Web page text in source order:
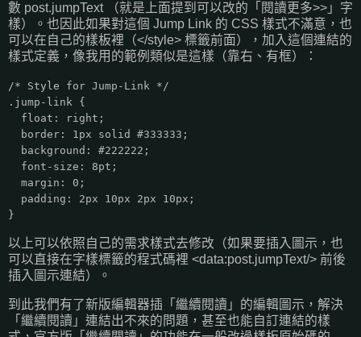
數 post.jumpText （就是上面提到可以改的「閱讀更多>>」字
樣）。也因此如果對這個 Jump Link 的 CSS 樣式不滿意，也
可以在自己的樣板裡（</style> 標籤前面），加入這個連結的
樣式定義，像我用的範例類似是這樣（靠右、有框）：
/* Style for Jump-Link */
.jump-link {
float: right;
border: 1px solid #333333;
background: #222222;
font-size: 8pt;
margin: 0;
padding: 2px 10px 2px 10px;
}
以上可以依照自己的需求樣式去修改（如果要插入圖示，也
可以直接在字樣標籤的程式碼裡 <data:post.jumpText/> 前後
插入圖示連結）。
到此我們有了新版編輯器插「繼續閱讀」的編輯圖示，解決
「繼續閱讀」連結出不來的問題，甚至也能自訂連結的樣